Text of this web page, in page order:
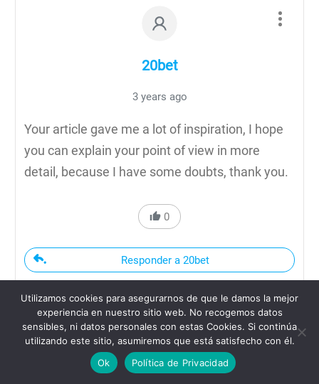
20bet
3 years ago
Your article gave me a lot of inspiration, I hope
you can explain your point of view in more
detail, because I have some doubts, thank you.
0
Responder a 20bet
gate io
Utilizamos cookies para asegurarnos de que le damos la mejor
experiencia en nuestro sitio web. No recogemos datos
sensibles, ni datos personales con estas Cookies. Si continúa
utilizando este sitio, asumiremos que está satisfecho con él.
Ok
Política de Privacidad